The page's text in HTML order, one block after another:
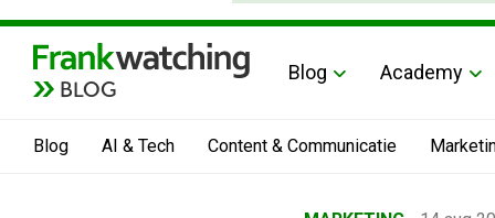
BLOG
Blog Academy
Blog AI & Tech Content & Communicatie